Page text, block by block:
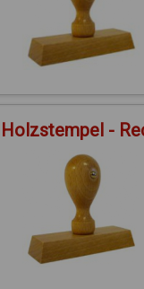
Holzstempel -